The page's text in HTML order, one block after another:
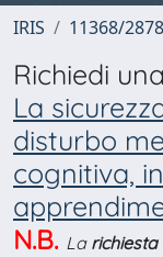
IRIS 11368/
Richiedi
La
disturbo
cognitiva,
N.B. La